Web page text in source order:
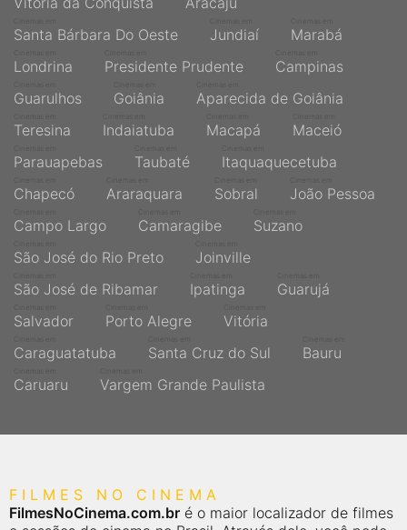
Santa Bárbara Do Oeste Jundiaí Marabá
Londrina Presidente Prudente Campinas
Guarulhos Goiânia Aparecida de Goiânia
Teresina Indaiatuba Macapá Maceió
Parauapebas Taubaté Itaquaquecetuba
Chapecó Araraquara Sobral João Pessoa
Campo Largo Camaragibe Suzano
São José do Rio Preto Joinville
São José de Ribamar Ipatinga Guarujá
Salvador Porto Alegre Vitória
Caraguatatuba Santa Cruz do Sul Bauru
Caruaru Vargem Grande Paulista
FILMES NO CINEMA
FilmesNoCinema.com.br é o maior localizador de filmes